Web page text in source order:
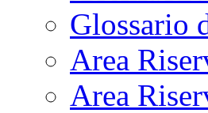
Glossario
Area
Area